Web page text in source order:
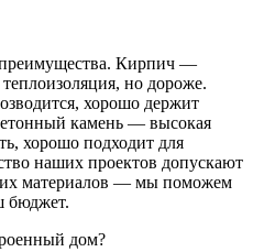
Кирпич —
но дороже.
хорошо держит
камень — высокая
хорошо подходит для
наших проектов допускают
материалов — мы поможем
бюджет.
дом?